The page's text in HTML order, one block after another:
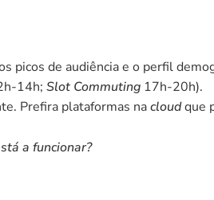
picos de audiência e o perfil
14h; Slot Commuting 17h-20h).
Prefira plataformas na cloud que
a funcionar?